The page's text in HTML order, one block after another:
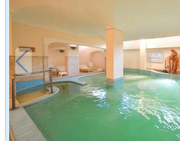
2026 FERRAGOSTO
in offerta da
€120,00
a notte